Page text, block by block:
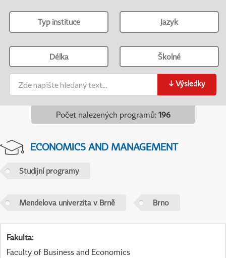
Typ instituce Jazyk
Délka Školné
↓ Výsledky
Počet nalezených programů: 196
ECONOMICS AND MANAGEMENT
Studijní programy
Mendelova univerzita v Brně Brno
Fakulta:
Faculty of Business and Economics